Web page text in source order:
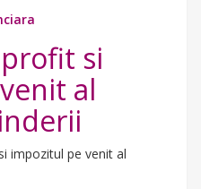
si
al
impozitul pe venit al